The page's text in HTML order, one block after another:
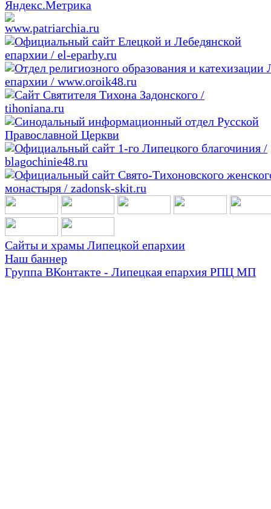
Сайты и храмы Липецкой епархии
Наш баннер
Группа ВКонтакте - Липецкая епархия РПЦ МП